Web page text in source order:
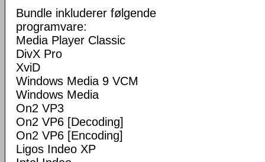
Bundle inkluderer følgende
programvare:
Media Player Classic
DivX Pro
XviD
Windows Media 9 VCM
Windows Media
On2 VP3
On2 VP6 [Decoding]
On2 VP6 [Encoding]
Ligos Indeo XP